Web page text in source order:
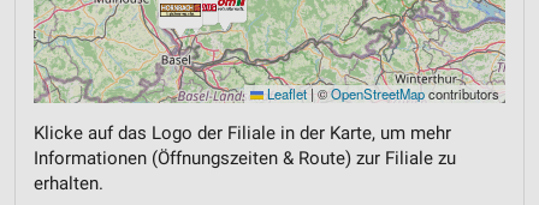
Leaflet | ©OpenStreetMapcontributors
Klicke auf das Logo der Filiale in der Karte, um mehr
Informationen (Öffnungszeiten & Route) zur Filiale zu
erhalten.